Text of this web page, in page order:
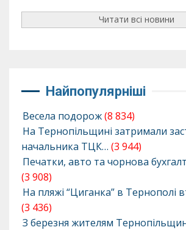
Читати всі новини
Найпопулярніші
Весела подорож(8 834)
На Тернопільщині затримали
начальника ТЦК… (3 944)
Печатки, авто та чорнова
(3 908)
На пляжі “Циганка” в Тернополі
(3 436)
З березня жителям